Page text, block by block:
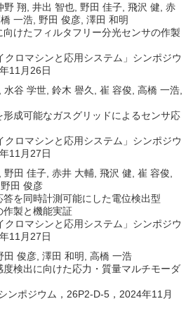
野 翔, 井出 智也, 野田 佳子, 飛沢 健, 赤
一浩, 野田 俊彦, 澤田 和明
けたフィルタフリー分光センサの作製
クロマシンと応用システム」シンポジウ
11月26日
谷 学世, 鈴木 譽久, 崔 容俊, 高橋 一浩,
成可能なガスグリッドによるセンサ応
クロマシンと応用システム」シンポジウ
11月27日
田 佳子, 赤井 大輔, 飛沢 健, 崔 容俊,
田 俊彦
を同時計測可能にした電位検出型
作製と機能実証
クロマシンと応用システム」シンポジウ
11月27日
田 俊彦, 澤田 和明, 高橋 一浩
検出に向けた応力・質量マルチモーダ
ンポジウム，26P2-D-5，2024年11月